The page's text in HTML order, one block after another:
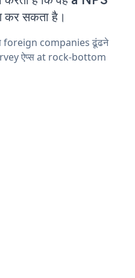
कर सकता है।
foreign companies ढूंढने
ऐप्स at rock-bottom